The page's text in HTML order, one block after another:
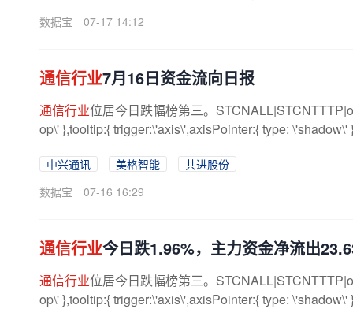
数据宝 07-17 14:12
通信行业7月16日资金流向日报
通信行业位居今日跌幅榜第三。
op\' },tooltip:{ trigger:\'axis\',axisPointer:{ type: \'shadow\'
中兴通讯 美格智能
共进股份
数据宝
07-16 16:29
通信行业今日跌1.96%，主力资金净流出
通信行业位居今日跌幅榜第三。
op\' },tooltip:{ trigger:\'axis\',axisPointer:{ type: \'shadow\'